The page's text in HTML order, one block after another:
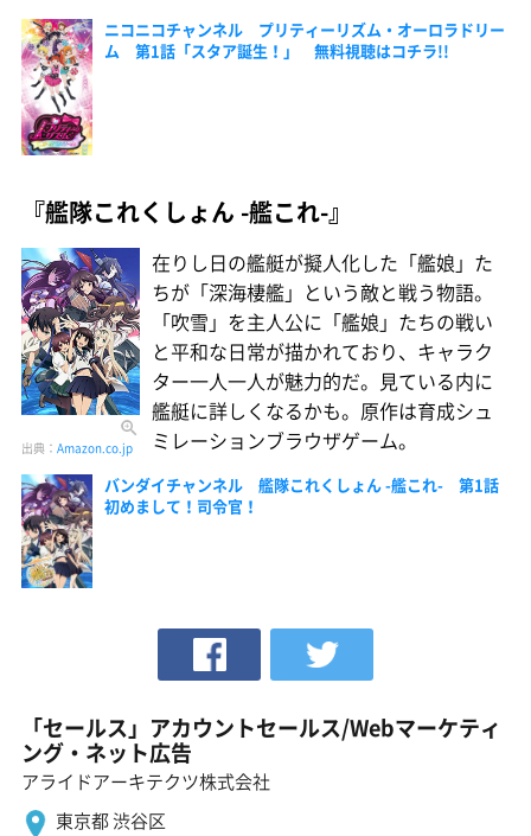
ニコニコチャンネル プリティーリズム・オーロラドリー
ム 第1話「スタア誕生！」 無料視聴はコチラ!!
『艦隊これくしょん -艦これ-』
出典： Amazon.co.jp
在りし日の艦艇が擬人化した「艦娘」た
ちが「深海棲艦」という敵と戦う物語。
「吹雪」を主人公に「艦娘」たちの戦い
と平和な日常が描かれており、キャラク
ター一人一人が魅力的だ。見ている内に
艦艇に詳しくなるかも。原作は育成シュ
ミレーションブラウザゲーム。
バンダイチャンネル 艦隊これくしょん -艦これ- 第1話
初めまして！司令官！
「セールス」アカウントセールス/Webマーケティ
ング・ネット広告
アライドアーキテクツ株式会社
東京都 渋谷区